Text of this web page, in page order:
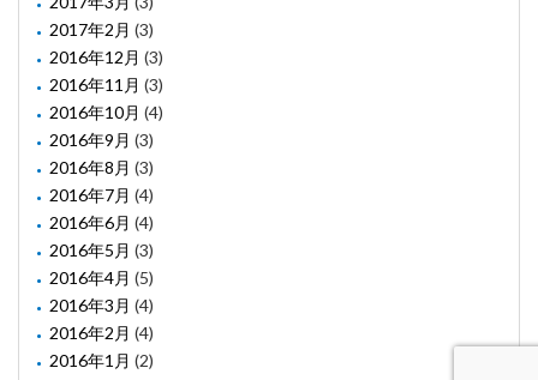
2017年2月 (3)
2016年12月 (3)
2016年11月 (3)
2016年10月 (4)
2016年9月 (3)
2016年8月 (3)
2016年7月 (4)
2016年6月 (4)
2016年5月 (3)
2016年4月 (5)
2016年3月 (4)
2016年2月 (4)
2016年1月 (2)